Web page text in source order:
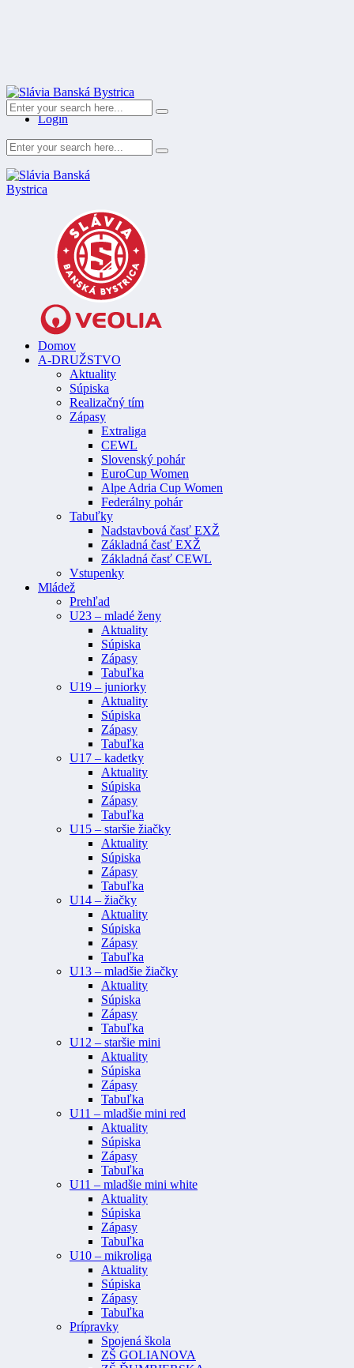
Register
Login
Domov
A-DRUŽSTVO
Aktuality
Súpiska
Realizačný tím
Zápasy
Extraliga
CEWL
Slovenský pohár
EuroCup Women
Alpe Adria Cup Women
Federálny pohár
Tabuľky
Nadstavbová časť EXŽ
Základná časť EXŽ
Základná časť CEWL
Vstupenky
Mládež
Prehľad
U23 – mladé ženy
Aktuality
Súpiska
Zápasy
Tabuľka
U19 – juniorky
Aktuality
Súpiska
Zápasy
Tabuľka
U17 – kadetky
Aktuality
Súpiska
Zápasy
Tabuľka
U15 – staršie žiačky
Aktuality
Súpiska
Zápasy
Tabuľka
U14 – žiačky
Aktuality
Súpiska
Zápasy
Tabuľka
U13 – mladšie žiačky
Aktuality
Súpiska
Zápasy
Tabuľka
U12 – staršie mini
Aktuality
Súpiska
Zápasy
Tabuľka
U11 – mladšie mini red
Aktuality
Súpiska
Zápasy
Tabuľka
U11 – mladšie mini white
Aktuality
Súpiska
Zápasy
Tabuľka
U10 – mikroliga
Aktuality
Súpiska
Zápasy
Tabuľka
Prípravky
Spojená škola
ZŠ GOLIANOVA